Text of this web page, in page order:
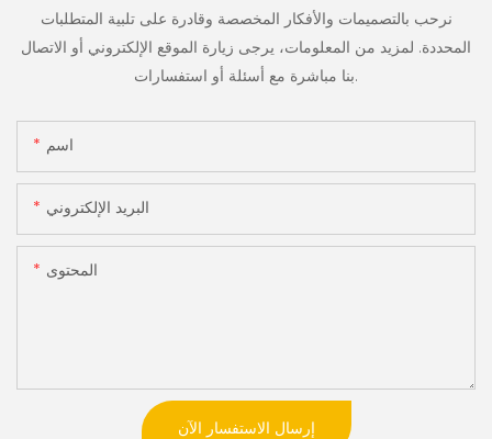
نرحب بالتصميمات والأفكار المخصصة وقادرة على تلبية المتطلبات
المحددة. لمزيد من المعلومات، يرجى زيارة الموقع الإلكتروني أو الاتصال
بنا مباشرة مع أسئلة أو استفسارات.
اسم
البريد الإلكتروني
المحتوى
إرسال الاستفسار الآن